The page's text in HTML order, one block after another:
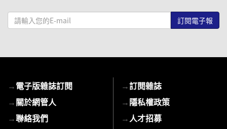
請
輸
mail
→電子版雜誌訂閱
→關於網管人
→聯絡我們
→訂閱雜誌
→隱私權政策
→人才招募